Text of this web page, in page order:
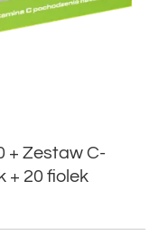
+ Zestaw C-
+ 20 fiolek